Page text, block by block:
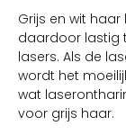
Grijs en wit
daardoor lastig
lasers. Als de
wordt het
wat
voor grijs haar.